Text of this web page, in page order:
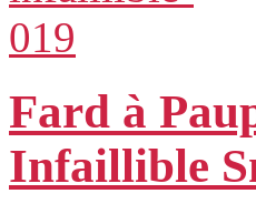
Fard à
Infaillible